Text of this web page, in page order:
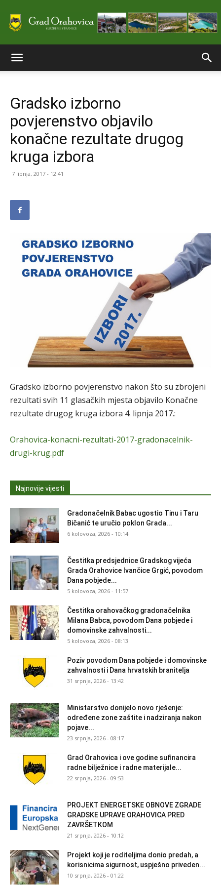
stranice
Grada
Gradsko izborno
povjerenstvo objavilo
konačne rezultate drugog
kruga izbora
7 lipnja, 2017 - 12:41
Gradsko izborno povjerenstvo nakon što su zbrojeni
rezultati svih 11 glasačkih mjesta objavilo Konačne
rezultate drugog kruga izbora 4. lipnja 2017.:
Orahovica-konacni-rezultati-2017-gradonacelnik-
drugi-krug.pdf
Najnovije vijesti
Gradonačelnik Babac ugostio Tinu i Taru
Bičanić te uručio poklon Grada...
6 kolovoza, 2026 - 10:14
Čestitka predsjednice Gradskog vijeća
Grada Orahovice Ivančice Grgić, povodom
Dana pobjede...
5 kolovoza, 2026 - 11:57
Čestitka orahovačkog gradonačelnika
Milana Babca, povodom Dana pobjede i
domovinske zahvalnosti...
5 kolovoza, 2026 - 08:13
Poziv povodom Dana pobjede i domovinske
zahvalnosti i Dana hrvatskih branitelja
31 srpnja, 2026 - 13:42
Ministarstvo donijelo novo rješenje:
određene zone zaštite i nadziranja nakon
pojave...
23 srpnja, 2026 - 08:17
Grad Orahovica i ove godine sufinancira
radne bilježnice i radne materijale...
22 srpnja, 2026 - 09:53
PROJEKT ENERGETSKE OBNOVE ZGRADE
GRADSKE UPRAVE ORAHOVICA PRED
ZAVRŠETKOM
21 srpnja, 2026 - 10:12
Projekt koji je roditeljima donio predah, a
korisnicima sigurnost, uspješno priveden...
10 srpnja, 2026 - 01:22